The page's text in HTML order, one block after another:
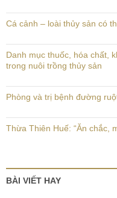
Cá cảnh – loài thủy sản có
Danh mục thuốc, hóa chất,
trong nuôi trồng thủy sản
Phòng và trị bệnh đường
Thừa Thiên Huế: “Ăn chắc,
BÀI VIẾT HAY